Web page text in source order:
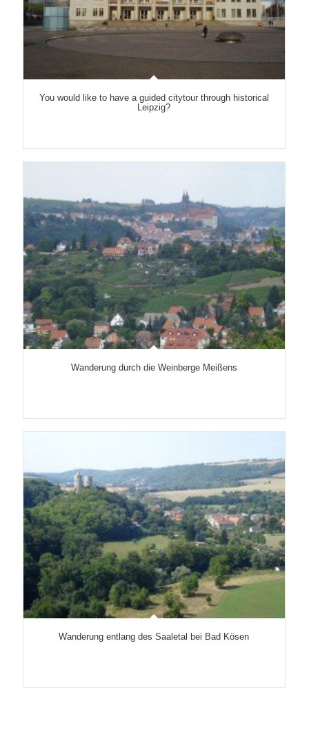
You would like to have a guided citytour through historical
Leipzig?
Wanderung durch die Weinberge Meißens
Wanderung entlang des Saaletal bei Bad Kösen